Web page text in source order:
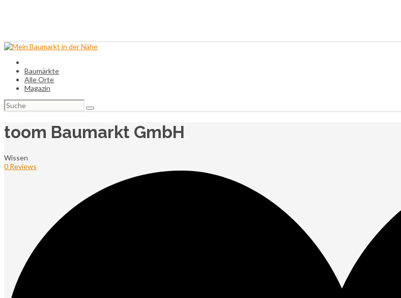
Baumärkte
Alle Orte
Magazin
Suchen
nach:
toom Baumarkt GmbH
Wissen
0 Reviews